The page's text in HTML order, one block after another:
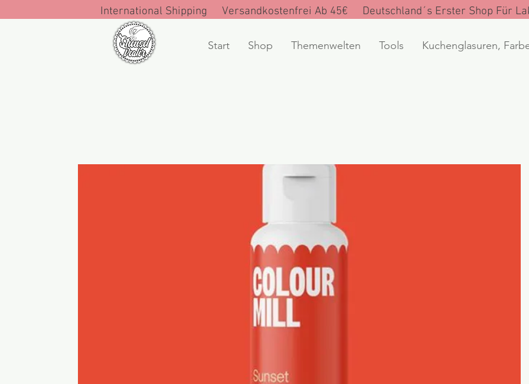
International Shipping Versandkostenfrei Ab 45€ Deutschland´s Erster Shop Für
Start Shop Themenwelten Tools Kuchenglasuren,